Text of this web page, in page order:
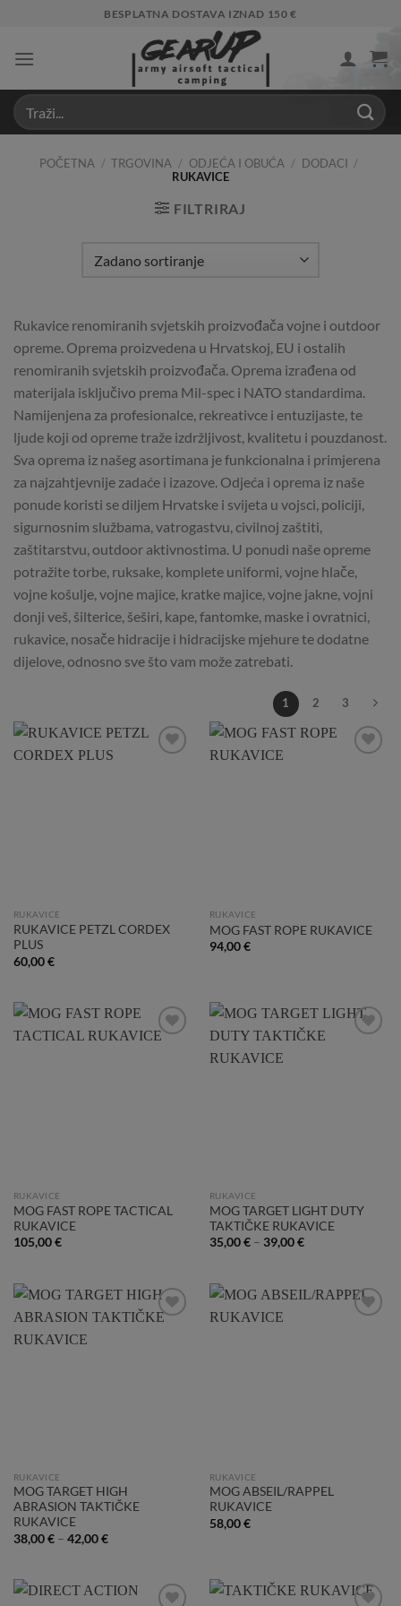
content
BESPLATNA DOSTAVA IZNAD 150 €
POČETNA / TRGOVINA / ODJEĆA I OBUĆA / DODACI /
RUKAVICE
FILTRIRAJ
Rukavice renomiranih svjetskih proizvođača vojne i outdoor
opreme. Oprema proizvedena u Hrvatskoj, EU i ostalih
renomiranih svjetskih proizvođača. Oprema izrađena od
materijala isključivo prema Mil-spec i NATO standardima.
Namijenjena za profesionalce, rekreativce i entuzijaste, te
ljude koji od opreme traže izdržljivost, kvalitetu i pouzdanost.
Sva oprema iz našeg asortimana je funkcionalna i primjerena
za najzahtjevnije zadaće i izazove. Odjeća i oprema iz naše
ponude koristi se diljem Hrvatske i svijeta u vojsci, policiji,
sigurnosnim službama, vatrogastvu, civilnoj zaštiti,
zaštitarstvu, outdoor aktivnostima. U ponudi naše opreme
potražite torbe, ruksake, komplete uniformi, vojne hlače,
vojne košulje, vojne majice, kratke majice, vojne jakne, vojni
donji veš, šilterice, šeširi, kape, fantomke, maske i ovratnici,
rukavice, nosače hidracije i hidracijske mjehure te dodatne
dijelove, odnosno sve što vam može zatrebati.
1 2 3
RUKAVICE
RUKAVICE PETZL CORDEX
PLUS
60,00€
RUKAVICE
MOG FAST ROPE RUKAVICE
94,00€
RUKAVICE
MOG FAST ROPE TACTICAL
RUKAVICE
105,00€
RUKAVICE
MOG TARGET LIGHT DUTY
TAKTIČKE RUKAVICE
35,00€– 39,00€
RUKAVICE
MOG TARGET HIGH
ABRASION TAKTIČKE
RUKAVICE
38,00€– 42,00€
RUKAVICE
MOG ABSEIL/RAPPEL
RUKAVICE
58,00€